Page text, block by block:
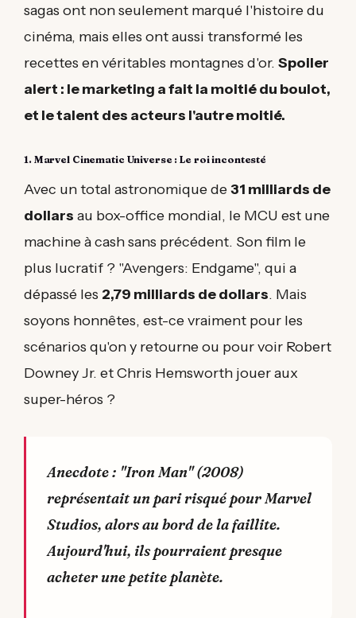
sagas ont non seulement marqué l'histoire du
cinéma, mais elles ont aussi transformé les
recettes en véritables montagnes d'or. Spoiler
alert : le marketing a fait la moitié du boulot,
et le talent des acteurs l'autre moitié.
1. Marvel Cinematic Universe : Le roi incontesté
Avec un total astronomique de31 milliards de
dollars au box-office mondial, le MCU est une
machine à cash sans précédent. Son film le
plus lucratif ? "Avengers: Endgame", qui a
dépassé les 2,79 milliards de dollars. Mais
soyons honnêtes, est-ce vraiment pour les
scénarios qu'on y retourne ou pour voir Robert
Downey Jr. et Chris Hemsworth jouer aux
super-héros ?
Anecdote : "Iron Man" (2008)
représentait un pari risqué pour Marvel
Studios, alors au bord de la faillite.
Aujourd'hui, ils pourraient presque
acheter une petite planète.